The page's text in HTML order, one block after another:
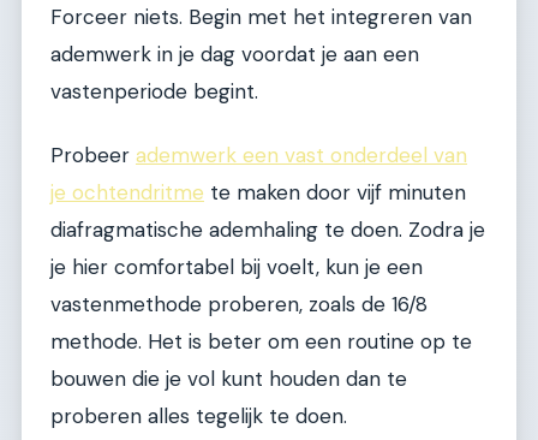
Forceer niets. Begin met het integreren van
ademwerk in je dag voordat je aan een
vastenperiode begint.
Probeer ademwerk een vast onderdeel van
je ochtendritme te maken door vijf minuten
diafragmatische ademhaling te doen. Zodra je
je hier comfortabel bij voelt, kun je een
vastenmethode proberen, zoals de 16/8
methode. Het is beter om een routine op te
bouwen die je vol kunt houden dan te
proberen alles tegelijk te doen.